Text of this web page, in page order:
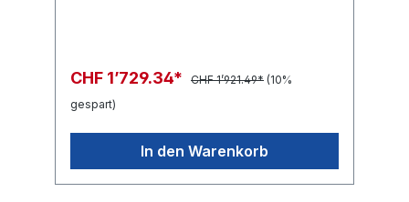
CHF 1’729.34* CHF 1’921.49* (10%
gespart)
In den Warenkorb